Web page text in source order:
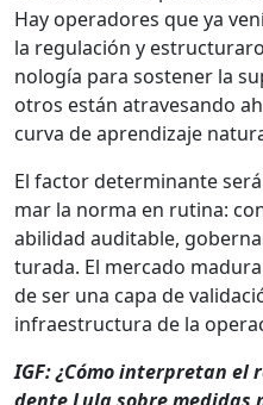
Hay oper­adores que ya
la reg­u­lación y
nología para sosten­er la
otros están atrav­es­an­do
cur­va de apren­diza­je
El fac­tor deter­mi­nante
mar la nor­ma en ruti­na:
abil­i­dad auditable,
tura­da. El mer­ca­do
de ser una capa de
infraestruc­tura de la
IGF: ¿Cómo inter­pre­tan
dente Lula sobre